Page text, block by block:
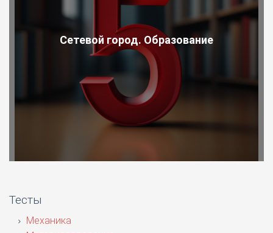
Сетевой город. Образование
Тесты
Механика